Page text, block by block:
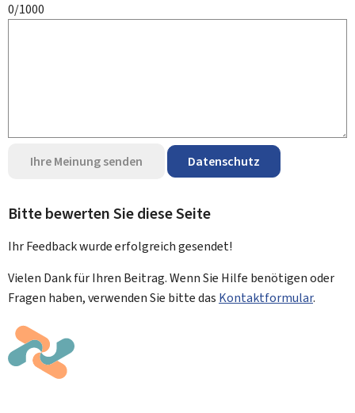
0/1000
Ihre Meinung senden Datenschutz
Bitte bewerten Sie diese Seite
Ihr Feedback wurdeerfolgreichgesendet!
Vielen Dank für Ihren Beitrag. Wenn Sie Hilfe benötigen oder
Fragen haben, verwenden Sie bitte das Kontaktformular.